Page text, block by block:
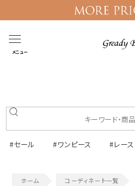
メニュー
#セール #ワンピース #レース
コーディネート一覧